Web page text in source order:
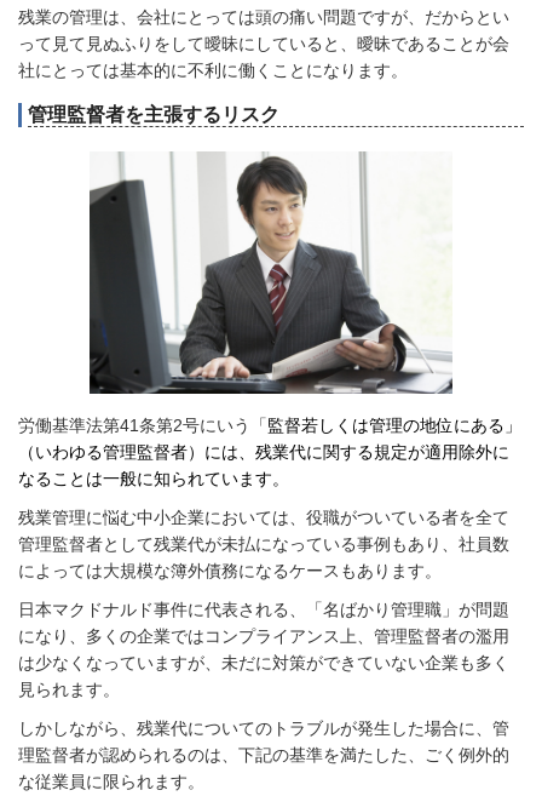
残業の管理は、会社にとっては頭の痛い問題ですが、だからとい
って見て見ぬふりをして曖昧にしていると、曖昧であることが会
社にとっては基本的に不利に働くことになります。
管理監督者を主張するリスク
労働基準法第41条第2号にいう「監督若しくは管理の地位にある」
（いわゆる管理監督者）には、残業代に関する規定が適用除外に
なることは一般に知られています。
残業管理に悩む中小企業においては、役職がついている者を全て
管理監督者として残業代が未払になっている事例もあり、社員数
によっては大規模な簿外債務になるケースもあります。
日本マクドナルド事件に代表される、「名ばかり管理職」が問題
になり、多くの企業ではコンプライアンス上、管理監督者の濫用
は少なくなっていますが、未だに対策ができていない企業も多く
見られます。
しかしながら、残業代についてのトラブルが発生した場合に、管
理監督者が認められるのは、下記の基準を満たした、ごく例外的
な従業員に限られます。